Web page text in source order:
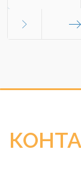
Початок